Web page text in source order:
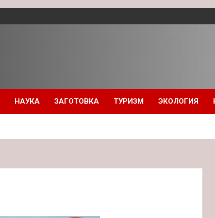
НАУКА ЗАГОТОВКА ТУРИЗМ ЭКОЛОГИЯ